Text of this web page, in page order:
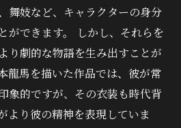
舞妓など、キャラクターの身分
ができます。 しかし、それらを
り劇的な物語を生み出すことが
龍馬を描いた作品では、彼が常
象的ですが、その衣装も時代背
より彼の精神を表現していま